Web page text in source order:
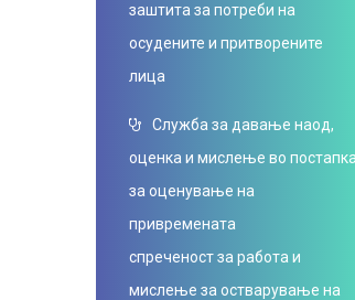
заштита за потреби на
осудените и притворените
лица
Служба за давање наод,
оценка и мислење во постапка
за оценување на
привремената
спреченост за работа и
мислење за остварување на